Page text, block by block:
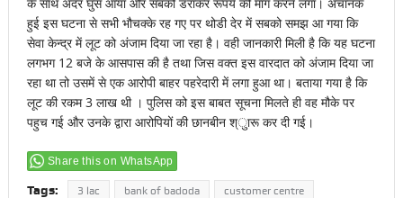
हुई इस घटना से सभी भौचक्के रह गए पर थोडी देर में सबको समझ आ गया कि
सेवा केन्द्र में लूट को अंजाम दिया जा रहा है। वही जानकारी मिली है कि यह घटना
लगभग 12 बजे के आसपास की है तथा जिस वक्त इस वारदात को अंजाम दिया जा
रहा था तो उसमें से एक आरोपी बाहर पहरेदारी में लगा हुआ था। बताया गया है कि
लूट की रकम 3 लाख थी । पुलिस को इस बाबत सूचना मिलते ही वह मौके पर
पहुच गई और उनके द्वारा आरोपियों की छानबीन श्ुारू कर दी गई।
Share this on WhatsApp
Tags: 3 lac bank of badoda customer centre